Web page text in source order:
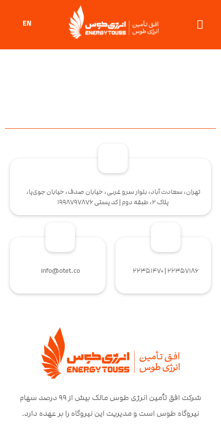
EN
تهران، سعادت آباد، بلوار سرو غربی، خیابان صدف، خیابان جوی‌پا،
پلاک 2، طبقه دوم | کد پستی 1998797876
۲۲۳۵۷۱۸۶ | ۲۲۳۵۱۴۷۰ info@otet.co
شرکت افق تأمین انرژی طوس مالک بیش از ۹۹ درصد سهام
نیروگاه طوس است و مدیریت این نیروگاه را بر عهده دارد.